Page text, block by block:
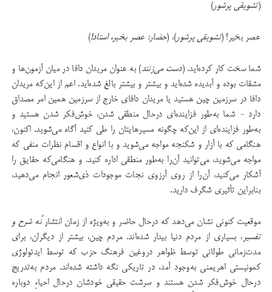
(تشویقی پرشور)
عصر بخیر! (تشویقی پرشور)، (حضار: عصر بخیر، استاد!)
شما سخت کار کرده‌اید. (دست می‌زنند) به عنوان مریدان دافا در میان آزمون‌ها و
مشقات بوده‌ و آبدیده شده‌اید‌ و بیشتر و بیشتر بالغ شده‌اید. اعم از این‌که مریدان
دافا در سرزمین چین هستید یا مریدان دافای خارج از سرزمین همین امر مصداق
دارد - شما به‌طور فزاینده‌ای درحال منطقی شدن، خوش‌فکر شدن هستید و
به‌طور فزاینده‌ای از این‌که چگونه مسیرهایتان را طی کنید آگاه می‌شوید. اکنون،
هنگامی که با آزار و شکنجه مواجه می‌شوید و با انواع و اقسام نظرات منفی که
مواجه می‌شوید، می‌توانید آن‌را به‌طور منطقی اداره کنید. و هنگامی‌که حقایق را
آشکار می‌کنید، آن‌را از روی آرزوی نجات موجودات ذی‌شعور انجام می‌دهید،
بنابراین تأثیری شگرف دارید.
موقعیت کنونی نشان می‌دهد که درحال حاضر و به‌ویژه از زمان انتشارنُه شرح و
تفسیر ، بسیاری از مردم دنیا بیدار شده‌اند. مردم چین، بیشتر از دیگران، برای
مدت‌زمانی طولانی توسط ظواهر دروغین فرهنگ حزب که توسط ایدئولوژی
کمونیستی اهریمنی به‌وجود آمد، در تاریکی نگه داشته ‌شده‌اند. مردم به‌تدریج
درحال خوش‌فکر شدن هستند و سرشت حقیقی‌ خودشان درحال احیاءِ دوباره